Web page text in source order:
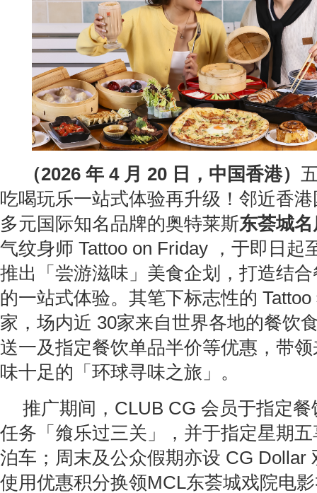
（2026 年 4月 20 日， 中国香港）
吃喝玩乐一站式体验再升级！邻近香
多元国际知名品牌的奥特莱斯东荟城
气纹身师 Tattoo on Friday ，于即日起
推出「尝游滋味」美食企划，打造结
的一站式体验。其笔下标志性的
家，场内近 30家来自世界各地的餐饮
送一及指定餐饮单品半价等优惠，带
味十足的「环球寻味之旅」。
推广期间，CLUB CG 会员于指定
任务「飨乐过三关」，并于指定星期
泊车；周末及公众假期亦设 CG Dollar
使用优惠积分换领MCL东荟城戏院电